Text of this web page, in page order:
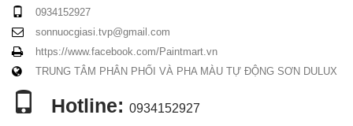
0934152927
sonnuocgiasi.tvp@gmail.com
https://www.facebook.com/Paintmart.vn
TRUNG TÂM PHÂN PHỐI VÀ PHA MÀU TỰ ĐỘNG SƠN DULUX
Hotline: 0934152927